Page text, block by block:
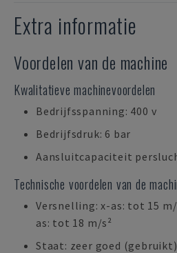
Extra informatie
Voordelen van de machine
Kwalitatieve machinevoordelen
Bedrijfsspanning: 400 v
Bedrijfsdruk: 6 bar
Aansluitcapaciteit
Technische voordelen van de
Versnelling: x-as: tot 15
as: tot 18 m/s²
Staat: zeer goed (gebruikt)